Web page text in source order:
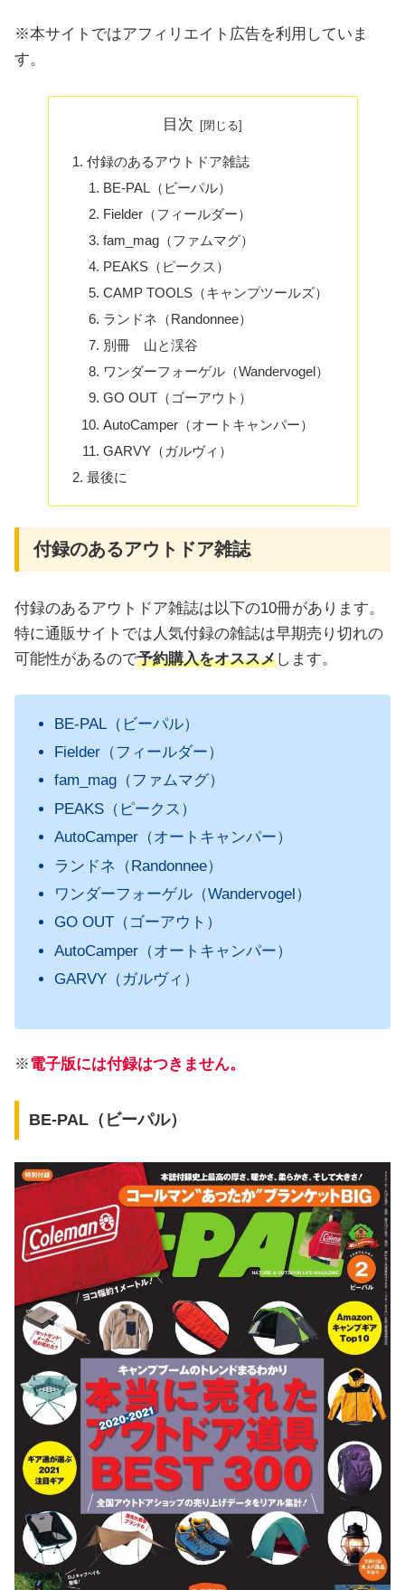
※本サイトではアフィリエイト広告を利用していま
す。
目次
付録のあるアウトドア雑誌
BE-PAL（ビーパル）
Fielder（フィールダー）
fam_mag（ファムマグ）
PEAKS（ピークス）
CAMP TOOLS（キャンプツールズ）
ランドネ（Randonnee）
別冊 山と渓谷
ワンダーフォーゲル（Wandervogel）
GO OUT（ゴーアウト）
AutoCamper（オートキャンパー）
GARVY（ガルヴィ）
最後に
付録のあるアウトドア雑誌
付録のあるアウトドア雑誌は以下の10冊があります。
特に通販サイトでは人気付録の雑誌は早期売り切れの
可能性があるので予約購入をオススメします。
BE-PAL（ビーパル）
Fielder（フィールダー）
fam_mag（ファムマグ）
PEAKS（ピークス）
AutoCamper（オートキャンパー）
ランドネ（Randonnee）
ワンダーフォーゲル（Wandervogel）
GO OUT（ゴーアウト）
AutoCamper（オートキャンパー）
GARVY（ガルヴィ）
※電子版には付録はつきません。
BE-PAL（ビーパル）